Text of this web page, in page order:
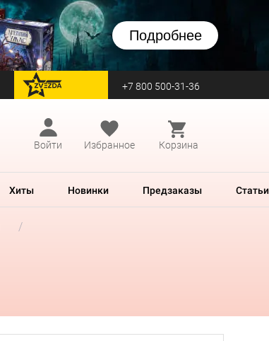
Подробнее
перейти на Zvezda +7 800 500-31-36
Войти
Избранное Корзина
Хиты Новинки Предзаказы Статьи